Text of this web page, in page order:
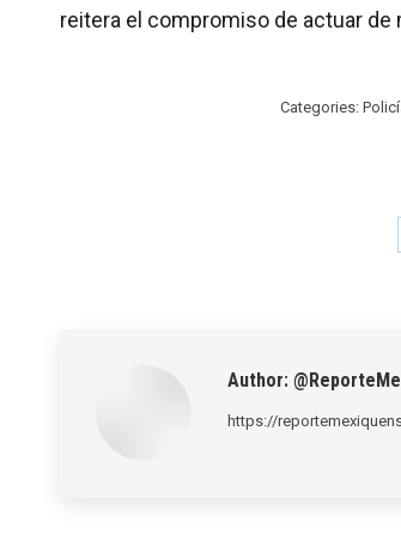
reitera el compromiso de actuar
Categories:
Author:
https://